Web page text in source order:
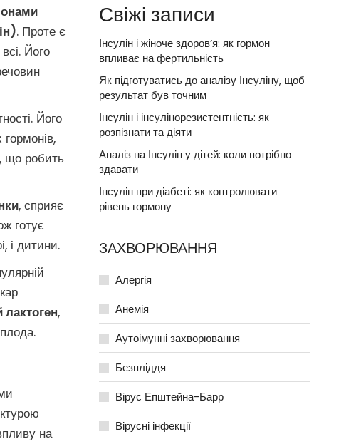
. Проте є
Його
Його
що робить
, сприяє
готує
і дитини.
,
на
Свіжі записи
Інсулін і жіноче здоров’я: як гормон
впливає на фертильність
Як підготуватись до аналізу Інсуліну, щоб
результат був точним
Інсулін і інсулінорезистентність: як
розпізнати та діяти
Аналіз на Інсулін у дітей: коли потрібно
здавати
Інсулін при діабеті: як контролювати
рівень гормону
ЗАХВОРЮВАННЯ
Алергія
Анемія
Аутоімунні захворювання
Безпліддя
Вірус Епштейна-Барр
Вірусні інфекції